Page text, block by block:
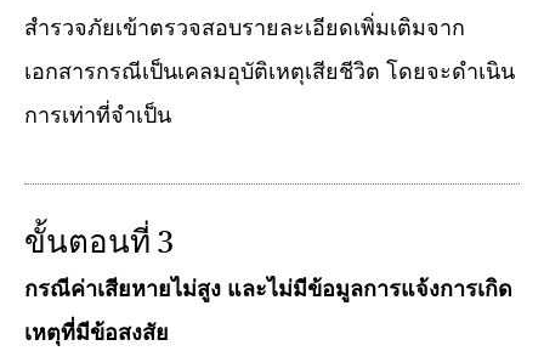
สำรวจภัยเข้าตรวจสอบรายละเอียดเพิ่มเติมจาก
เอกสารกรณีเป็นเคลมอุบัติเหตุเสียชีวิต โดยจะดำเนิน
การเท่าที่จำเป็น
ขั้นตอนที่ 3
กรณีค่าเสียหายไม่สูง และไม่มีข้อมูลการแจ้งการเกิด
เหตุที่มีข้อสงสัย